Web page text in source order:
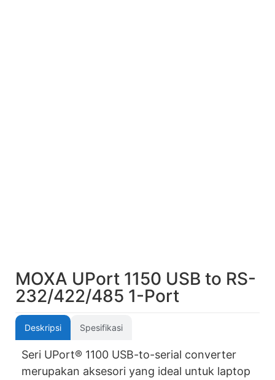
MOXA UPort 1150 USB to RS-
232/422/485 1-Port
Deskripsi Spesifikasi
Seri UPort® 1100 USB-to-serial converter
merupakan aksesori yang ideal untuk laptop